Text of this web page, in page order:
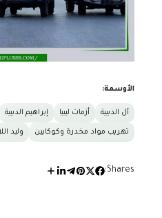
الأوسمة:
آل الدبيبة أزمات ليبيا إبراهيم الدبيبة
تهريب مواد مخدرة وكوكايين وليد
Shares: